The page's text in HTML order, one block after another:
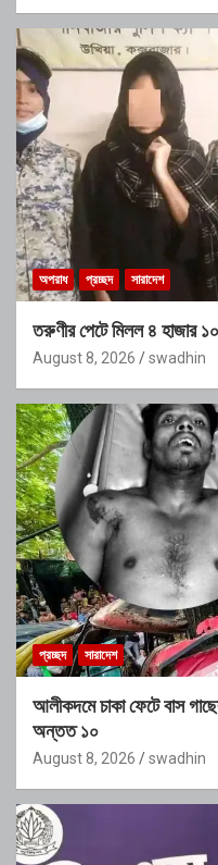
অপরাধ প্রচ্ছদ সারাদেশ
তরুণীর পেটে মিলল ৪ হাজার
August 8, 2026 swadhin
প্রচ্ছদ সারাদেশ
আলীকদমে চাকা ফেটে বাস
অন্তত ১০
August 8, 2026 swadhin